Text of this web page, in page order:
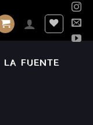
LA FUENTE